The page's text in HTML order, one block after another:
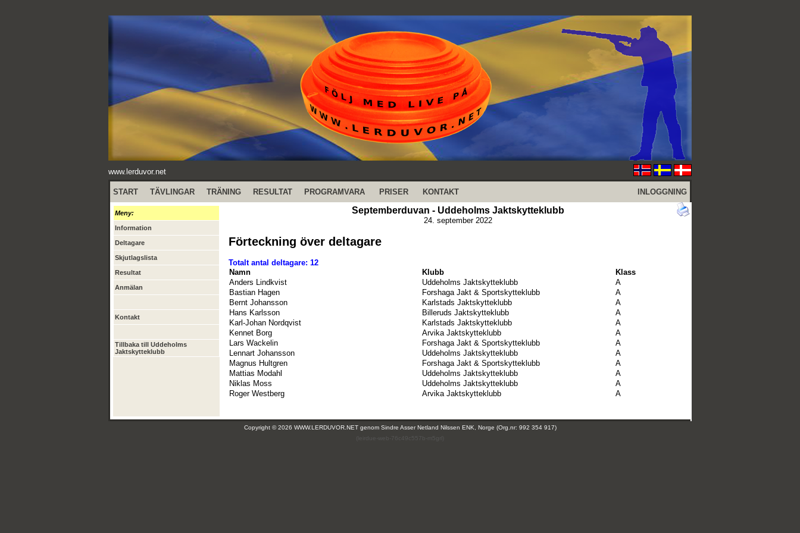
www.lerduvor.net
START TÄVLINGAR TRÄNING RESULTAT PROGRAMVARA PRISER KONTAKT INLOGGNING
Meny:
Information
Deltagare
Skjutlagslista
Resultat
Anmälan
Kontakt
Tillbaka till Uddeholms
Jaktskytteklubb
Septemberduvan - Uddeholms Jaktskytteklubb
24. september 2022
Förteckning över deltagare
Totalt antal deltagare: 12
Namn
Klubb
Klass
Anders Lindkvist
Uddeholms Jaktskytteklubb
A
Bastian Hagen
Forshaga Jakt & Sportskytteklubb
A
Bernt Johansson
Karlstads Jaktskytteklubb
A
Hans Karlsson
Billeruds Jaktskytteklubb
A
Karl-Johan Nordqvist
Karlstads Jaktskytteklubb
A
Kennet Borg
Arvika Jaktskytteklubb
A
Lars Wackelin
Forshaga Jakt & Sportskytteklubb
A
Lennart Johansson
Uddeholms Jaktskytteklubb
A
Magnus Hultgren
Forshaga Jakt & Sportskytteklubb
A
Mattias Modahl
Uddeholms Jaktskytteklubb
A
Niklas Moss
Uddeholms Jaktskytteklubb
A
Roger Westberg
Arvika Jaktskytteklubb A
Copyright © 2026 WWW.LERDUVOR.NET genom Sindre Asser Netland Nilssen ENK, Norge (Org.nr: 992 354 917)
(leirdue-web-76c49c557b-m5grl)